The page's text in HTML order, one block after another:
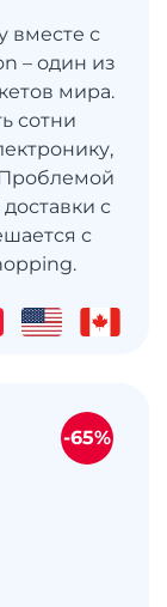
вместе с
– один из
мира.
сотни
Проблемой
с
с
-65%